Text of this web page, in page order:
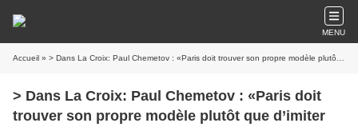
MENU
Accueil » > Dans La Croix: Paul Chemetov : «Paris doit trouver son propre modèle plutôt que d’imiter ses concurrentes»
> Dans La Croix: Paul Chemetov : «Paris doit
trouver son propre modèle plutôt que d’imiter